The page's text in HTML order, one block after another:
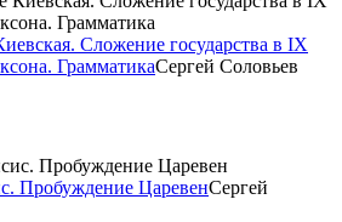
Сложение государства в IX
ГрамматикаСергей Соловьев
Пробуждение ЦаревенСергей